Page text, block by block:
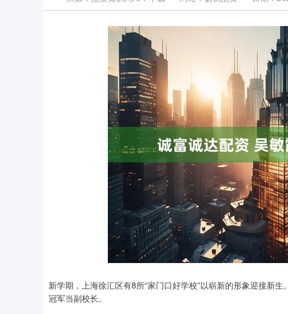
新学期，上海徐汇区有8所“家门口好学校”以崭新的形象迎接新
冠军当副校长。